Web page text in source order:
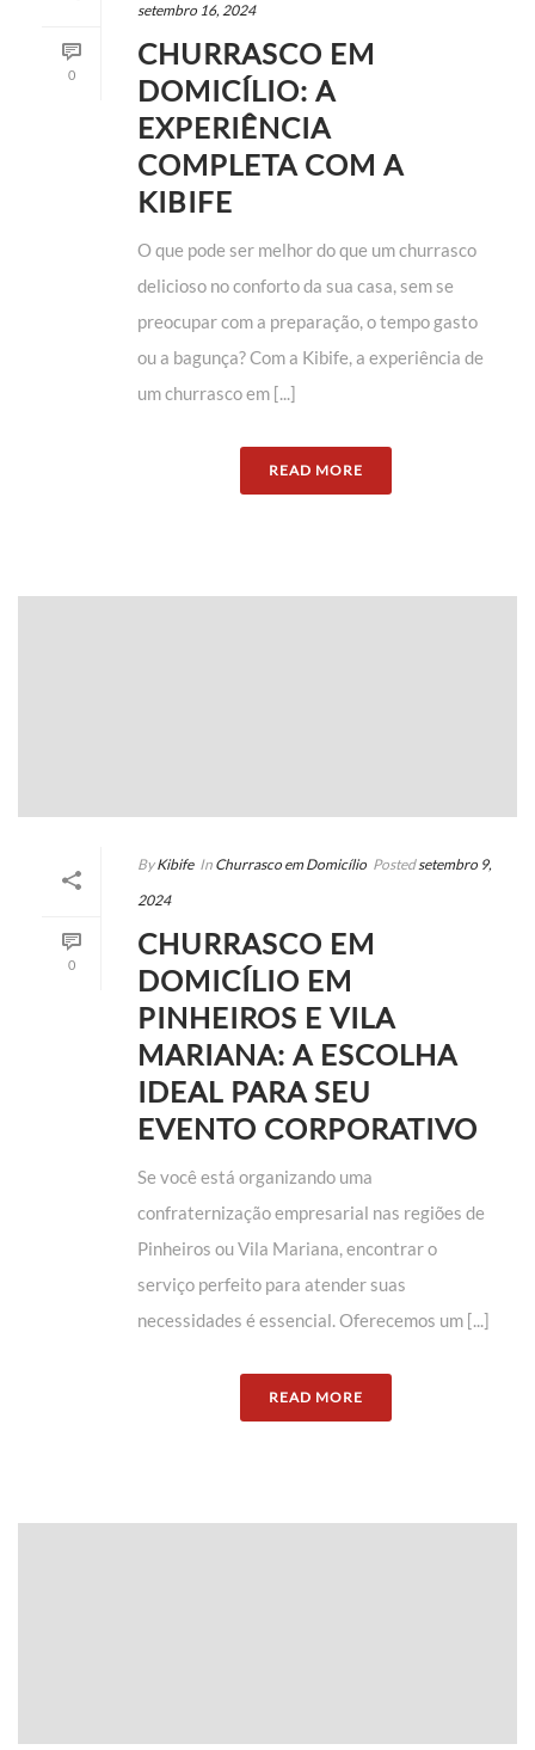
0
setembro 16, 2024
CHURRASCO EM
DOMICÍLIO: A
EXPERIÊNCIA
COMPLETA COM A
KIBIFE
O que pode ser melhor do que um churrasco
delicioso no conforto da sua casa, sem se
preocupar com a preparação, o tempo gasto
ou a bagunça? Com a Kibife, a experiência de
um churrasco em [...]
READ MORE
0
By Kibife In Churrasco em Domicílio Posted setembro 9,
2024
CHURRASCO EM
DOMICÍLIO EM
PINHEIROS E VILA
MARIANA: A ESCOLHA
IDEAL PARA SEU
EVENTO CORPORATIVO
Se você está organizando uma
confraternização empresarial nas regiões de
Pinheiros ou Vila Mariana, encontrar o
serviço perfeito para atender suas
necessidades é essencial. Oferecemos um [...]
READ MORE